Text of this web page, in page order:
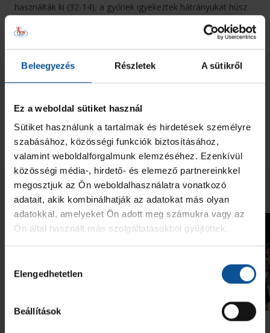
Beleegyezés Részletek A sütikről
Ez a weboldal sütiket használ
Sütiket használunk a tartalmak és hirdetések személyre
szabásához, közösségi funkciók biztosításához,
valamint weboldalforgalmunk elemzéséhez. Ezenkívül
közösségi média-, hirdető- és elemező partnereinkkel
megosztjuk az Ön weboldalhasználatra vonatkozó
adatait, akik kombinálhatják az adatokat más olyan
adatokkal, amelyeket Ön adott meg számukra vagy az
Ön által használt más szolgáltatásokból gyűjtöttek.
kiválasztása
Elengedhetetlen
Beállítások
használták ki (32-14), a győriek igyekeztek hátrányukat húsz
utolsó percben szerzett két góljával éppen ennyi lett közte:
39-19.
Vladan Jordovics vezetőedző értékelése:
- Ma
tempót és megérdemelten nyertünk. Minden játékos kapott
A #kiskékek legközelebb április 9-én (szerda) lépnek pályára
idegenben, a Balatonfüred Kézilabda Akadémia vendégeként.
Neked ajánljuk
Megtanult győzni a csapat Bajnokcsapat